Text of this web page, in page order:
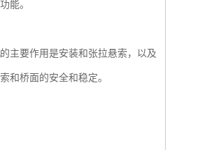
能。
的主要作用是安装和张拉悬索，以及
和桥面的安全和稳定。